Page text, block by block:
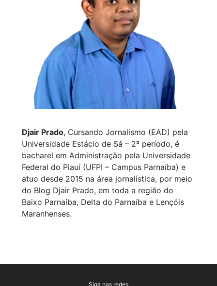
Djair Prado, Cursando Jornalismo (EAD) pela
Universidade Estácio de Sá – 2º período, é
bacharel em Administração pela Universidade
Federal do Piauí (UFPI – Campus Parnaíba) e
atuo desde 2015 na área jornalística, por meio
do Blog Djair Prado, em toda a região do
Baixo Parnaíba, Delta do Parnaíba e Lençóis
Maranhenses.
Siga nas redes